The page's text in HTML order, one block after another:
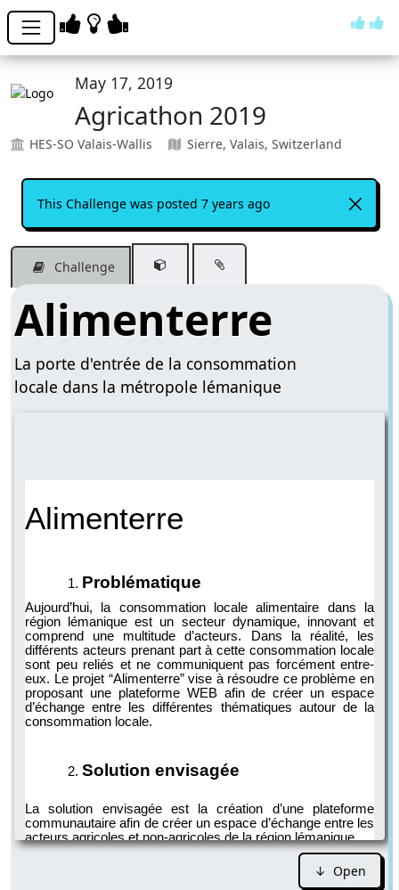
May 17, 2019
Agricathon 2019
HES-SO Valais-Wallis Sierre, Valais, Switzerland
This Challenge was posted 7 years ago
Challenge
Alimenterre
La porte d'entrée de la consommation
locale dans la métropole lémanique
↓ Open